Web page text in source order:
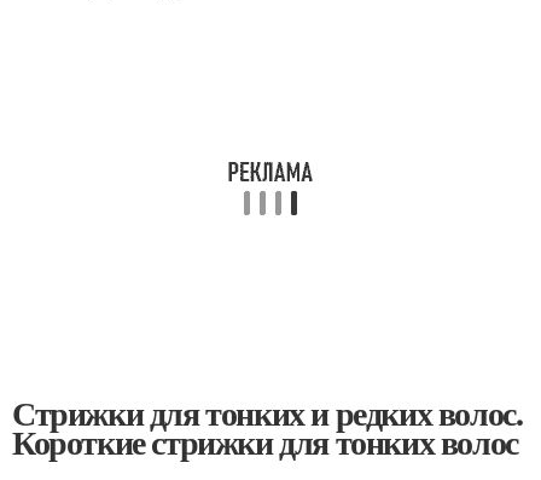
Стрижки для тонких и редких волос.
Короткие стрижки для тонких волос